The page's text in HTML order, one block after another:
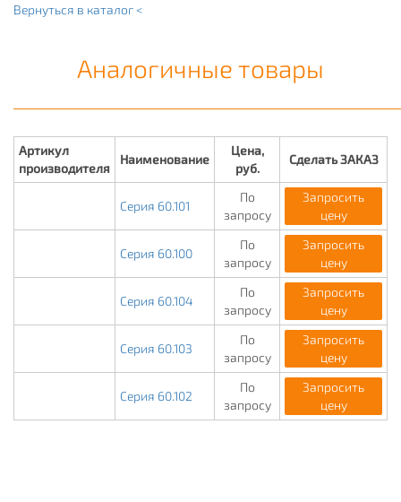
Вернуться в каталог <
Аналогичные товары
Артикул
производителя
Наименование
Цена,
руб.
Сделать ЗАКАЗ
Серия 60.101
По
запросу
Запросить
цену
Серия 60.100
По
запросу
Запросить
цену
Серия 60.104
По
запросу
Запросить
цену
Серия 60.103
По
запросу
Запросить
цену
Серия 60.102
По
запросу
Запросить
цену